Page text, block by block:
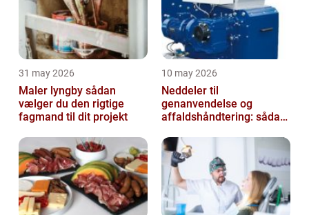
31 may 2026
Maler lyngby sådan
vælger du den rigtige
fagmand til dit projekt
10 may 2026
Neddeler til
genanvendelse og
affaldshåndtering: sådan